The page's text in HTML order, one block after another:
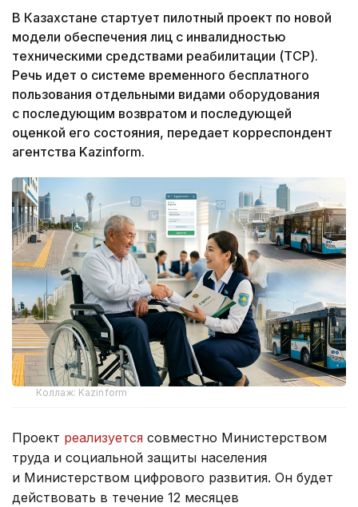
В Казахстане стартует пилотный проект по новой
модели обеспечения лиц с инвалидностью
техническими средствами реабилитации (ТСР).
Речь идет о системе временного бесплатного
пользования отдельными видами оборудования
с последующим возвратом и последующей
оценкой его состояния, передает корреспондент
агентства Kazinform.
Коллаж: Kazinform
Проект реализуется совместно Министерством
труда и социальной защиты населения
и Министерством цифрового развития. Он будет
действовать в течение 12 месяцев